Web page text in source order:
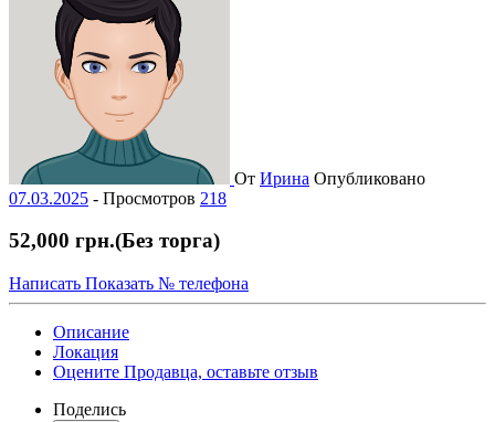
От Ирина Опубликовано
07.03.2025 - Просмотров 218
52,000 грн.(Без торга)
Написать Показать № телефона
Описание
Локация
Оцените Продавца, оставьте отзыв
Поделись